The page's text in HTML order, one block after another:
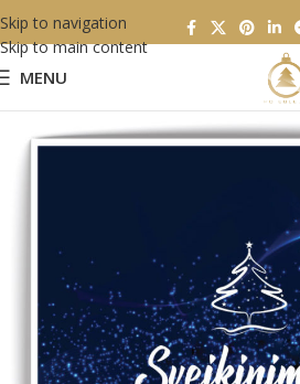
Skip to navigation
Skip to main content
MENU